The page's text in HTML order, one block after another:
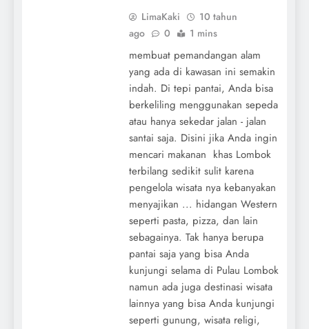
LimaKaki
10 tahun
ago
0 1 mins
membuat pemandangan alam
yang ada di kawasan ini semakin
indah. Di tepi pantai, Anda bisa
berkeliling menggunakan sepeda
atau hanya sekedar jalan - jalan
santai saja. Disini jika Anda ingin
mencari makanan khas Lombok
terbilang sedikit sulit karena
pengelola wisata nya kebanyakan
menyajikan ... hidangan Western
seperti pasta, pizza, dan lain
sebagainya. Tak hanya berupa
pantai saja yang bisa Anda
kunjungi selama di Pulau Lombok
namun ada juga destinasi wisata
lainnya yang bisa Anda kunjungi
seperti gunung, wisata religi,